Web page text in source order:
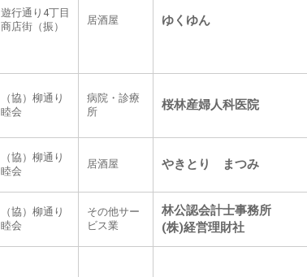
遊行通り4丁目
商店街（振）
居酒屋 ゆくゆん
（協）柳通り
睦会
病院・診療
所
桜林産婦人科医院
（協）柳通り
睦会
居酒屋 やきとり まつみ
（協）柳通り
睦会
その他サー
ビス業
林公認会計士事務所
(株)経営理財社